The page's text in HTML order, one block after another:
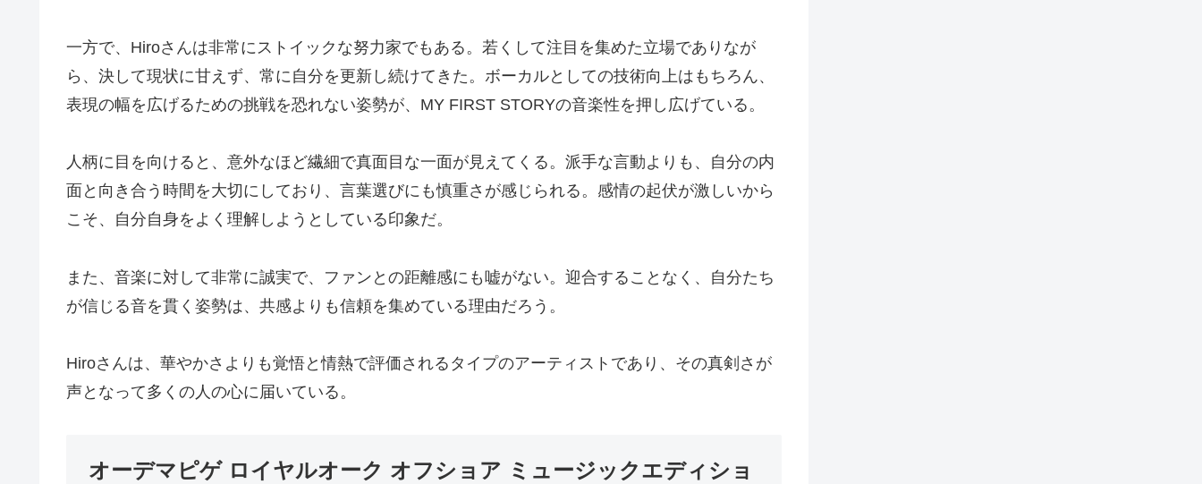
一方で、Hiroさんは非常にストイックな努力家でもある。若くして注目を集めた立場でありなが
ら、決して現状に甘えず、常に自分を更新し続けてきた。ボーカルとしての技術向上はもちろん、
表現の幅を広げるための挑戦を恐れない姿勢が、MY FIRST STORYの音楽性を押し広げている。
人柄に目を向けると、意外なほど繊細で真面目な一面が見えてくる。派手な言動よりも、自分の内
面と向き合う時間を大切にしており、言葉選びにも慎重さが感じられる。感情の起伏が激しいから
こそ、自分自身をよく理解しようとしている印象だ。
また、音楽に対して非常に誠実で、ファンとの距離感にも嘘がない。迎合することなく、自分たち
が信じる音を貫く姿勢は、共感よりも信頼を集めている理由だろう。
Hiroさんは、華やかさよりも覚悟と情熱で評価されるタイプのアーティストであり、その真剣さが
声となって多くの人の心に届いている。
オーデマピゲ ロイヤルオーク オフショア ミュージックエディショ